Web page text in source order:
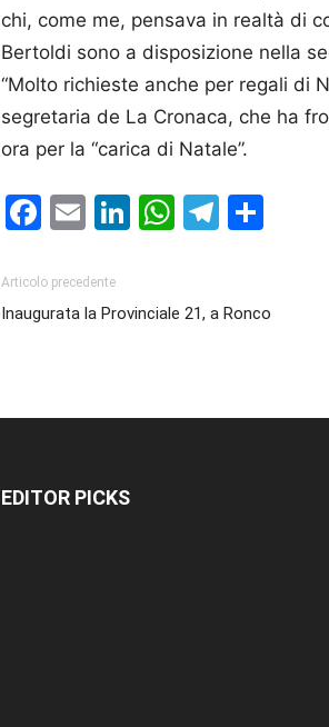
chi, come me, pensava in realtà di
Bertoldi sono a disposizione nella
“Molto richieste anche per regali di
segretaria de La Cronaca, che ha
ora per la “carica di Natale”.
Facebook
EmailLinkedIn
WhatsApp
Articolo precedente
Inaugurata la Provinciale 21, a Ronco
EDITOR PICKS